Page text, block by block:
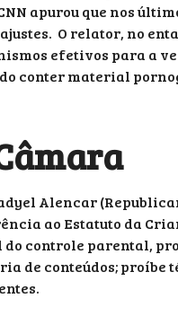
apurou que nos
O relator, no
efetivos para a
conter material
Alencar
ao Estatuto da
do controle parental,
de conteúdos;